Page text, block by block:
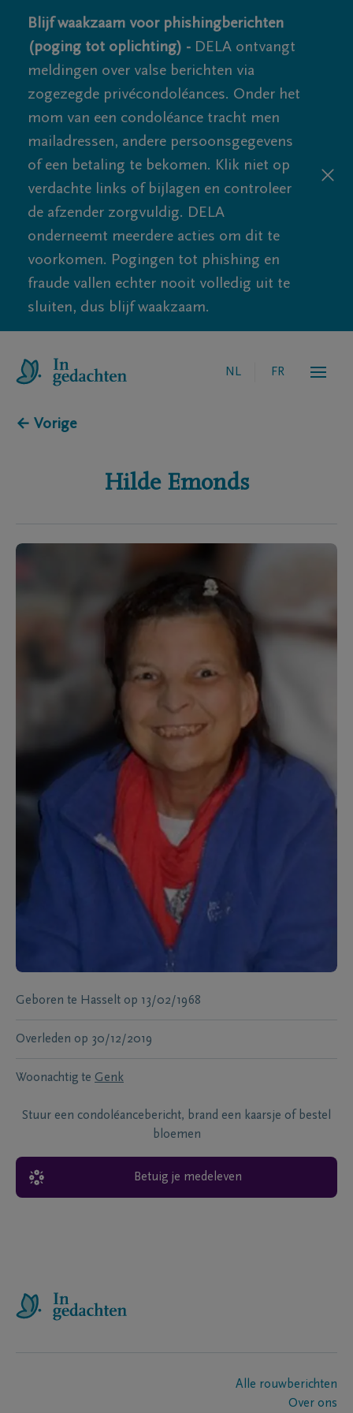
Blijf waakzaam voor phishingberichten
(poging tot oplichting) - DELA ontvangt
meldingen over valse berichten via
zogezegde privécondoléances. Onder het
mom van een condoléance tracht men
mailadressen, andere persoonsgegevens
of een betaling te bekomen. Klik niet op
verdachte links of bijlagen en controleer
de afzender zorgvuldig. DELA
onderneemt meerdere acties om dit te
voorkomen. Pogingen tot phishing en
fraude vallen echter nooit volledig uit te
sluiten, dus blijf waakzaam.
NL FR
← Vorige
Hilde Emonds
Geboren te Hasselt op 13/02/1968
Overleden op 30/12/2019
Woonachtig te Genk
Stuur een condoléancebericht, brand een kaarsje of bestel
bloemen
Betuig je medeleven
Alle rouwberichten
Over ons